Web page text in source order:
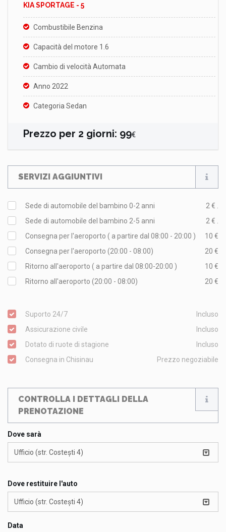
KIA SPORTAGE - 5
Combustibile Benzina
Capacità del motore 1.6
Сambio di velocità Automata
Anno 2022
Categoria Sedan
Prezzo per 2 giorni: 99€
SERVIZI AGGIUNTIVI
Sede di automobile del bambino 0-2 anni
2 € .
Sede di automobile del bambino 2-5 anni
2 € .
Consegna per l'aeroporto ( a partire dal 08:00 - 20:00 )
10 €
Consegna per l'aeroporto (20:00 - 08:00)
20 €
Ritorno all'aeroporto ( a partire dal 08:00-20:00 )
10 €
Ritorno all'aeroporto (20:00 - 08:00)
20 €
Suporto 24/7
Incluso
Assicurazione civile
Incluso
Dotato di ruote di stagione
Incluso
Consegna in Chisinau
Prezzo negoziabile
CONTROLLA I DETTAGLI DELLA
PRENOTAZIONE
Dove sarà
Ufficio (str. Costești 4)
Dove restituire l'auto
Ufficio (str. Costești 4)
Data